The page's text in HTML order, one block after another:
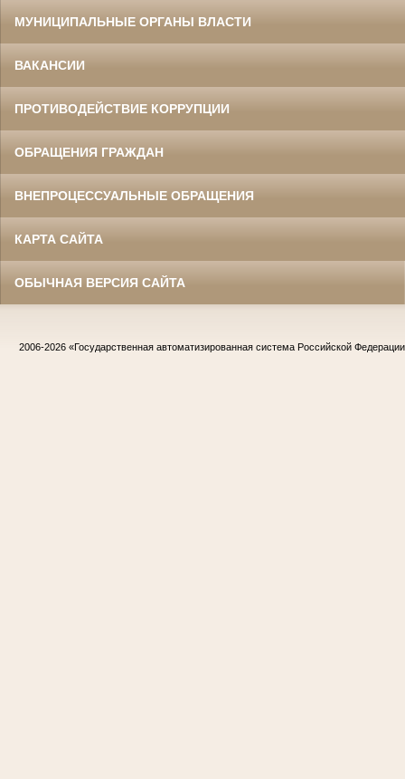
МУНИЦИПАЛЬНЫЕ ОРГАНЫ ВЛАСТИ
ВАКАНСИИ
ПРОТИВОДЕЙСТВИЕ КОРРУПЦИИ
ОБРАЩЕНИЯ ГРАЖДАН
ВНЕПРОЦЕССУАЛЬНЫЕ ОБРАЩЕНИЯ
КАРТА САЙТА
ОБЫЧНАЯ ВЕРСИЯ САЙТА
2006-2026 «Государственная автоматизированная система Российской